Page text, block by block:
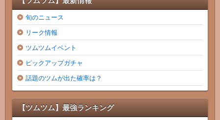
旬のニュース
リーク情報
ツムツムイベント
ピックアップガチャ
話題のツムが出た確率は？
【ツムツム】最強ランキング